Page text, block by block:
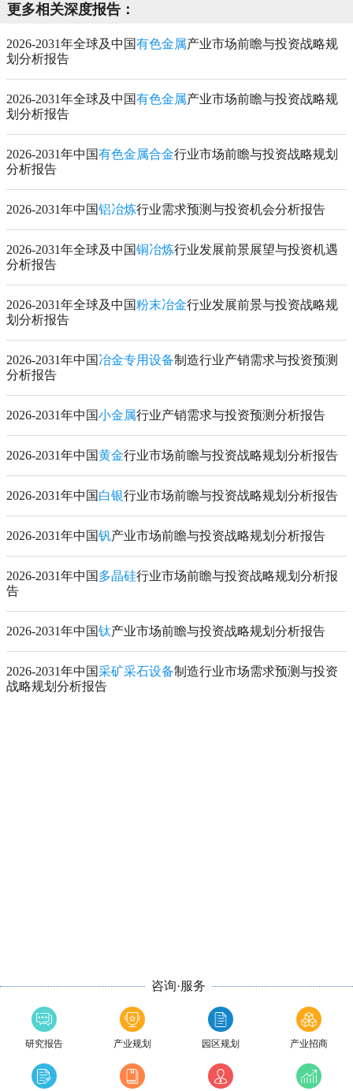
更多相关深度报告：
2026-2031年全球及中国有色金属产业市场前瞻与投资战略规
划分析报告
2026-2031年全球及中国有色金属产业市场前瞻与投资战略规
划分析报告
2026-2031年中国有色金属合金行业市场前瞻与投资战略规划
分析报告
2026-2031年中国铝冶炼行业需求预测与投资机会分析报告
2026-2031年全球及中国铜冶炼行业发展前景展望与投资机遇
分析报告
2026-2031年全球及中国粉末冶金行业发展前景与投资战略规
划分析报告
2026-2031年中国 冶金专用设备制造行业产销需求与投资预测
分析报告
2026-2031年中国小金属行业产销需求与投资预测分析报告
2026-2031年中国黄金行业市场前瞻与投资战略规划分析报告
2026-2031年中国 白银行业市场前瞻与投资战略规划分析报告
2026-2031年中国钒产业市场前瞻与投资战略规划分析报告
2026-2031年中国 多晶硅行业市场前瞻与投资战略规划分析报
告
2026-2031年中国钛产业市场前瞻与投资战略规划分析报告
2026-2031年中国采矿采石设备制造行业市场需求预测与投资
战略规划分析报告
咨询·服务
研究报告 产业规划 园区规划 产业招商